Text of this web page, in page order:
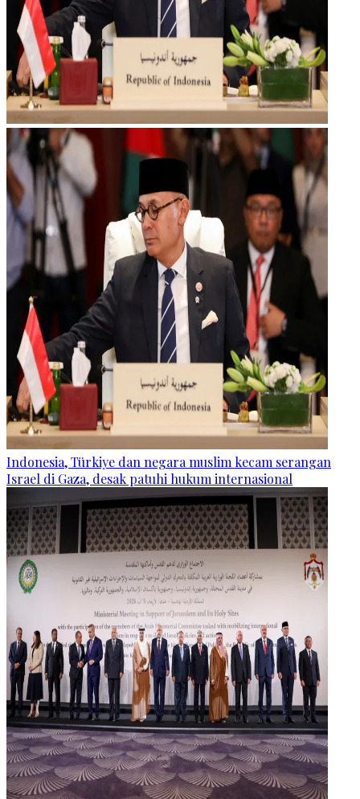
Indonesia, Türkiye dan negara muslim kecam serangan
Israel di Gaza, desak patuhi hukum internasional